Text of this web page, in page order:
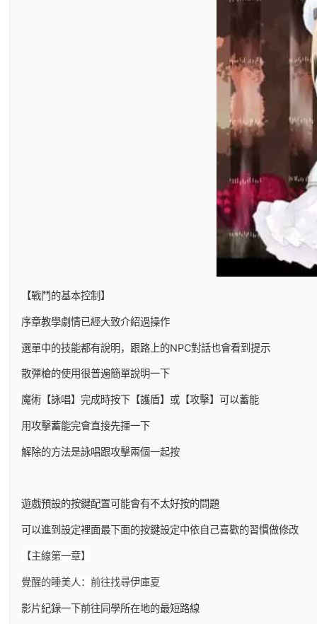
【戰鬥的基本控制】
序章教學劇情已經大致介紹過操作
選單中的技能都有說明，跟路上的NPC對話也會看到提示
散彈槍的使用很普遍簡單說明一下
魔術【詠唱】完成時按下【護盾】或【攻擊】可以蓄能
用攻擊蓄能完會直接先揮一下
解除的方法是詠唱跟攻擊兩個一起按
遊戲預設的按鍵配置可能會有不太好按的問題
可以進到設定裡面最下面的按鍵設定中依自己喜歡的習慣做修改
【主線第一章】
覺醒的睡美人：前往找尋伊庫夏
影片紀錄一下前往同學所在地的最短路線